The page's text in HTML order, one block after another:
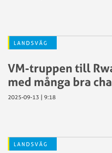
LANDSVÄG
VM-truppen till
med många bra
2025-09-13 | 9:18
LANDSVÄG